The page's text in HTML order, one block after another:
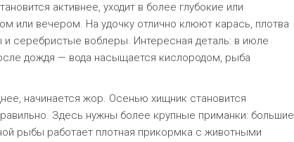
активнее, уходит в более глубокие или
или вечером. На удочку отлично клюют карась, плотва
серебристые воблеры. Интересная деталь: в июле
дождя — вода насыщается кислородом, рыба
начинается жор. Осенью хищник становится
Здесь нужны более крупные приманки: большие
рыбы работает плотная прикормка с животными